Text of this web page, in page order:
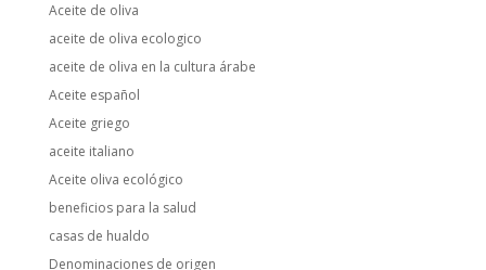
Aceite de oliva
aceite de oliva ecologico
aceite de oliva en la cultura árabe
Aceite español
Aceite griego
aceite italiano
Aceite oliva ecológico
beneficios para la salud
casas de hualdo
Denominaciones de origen